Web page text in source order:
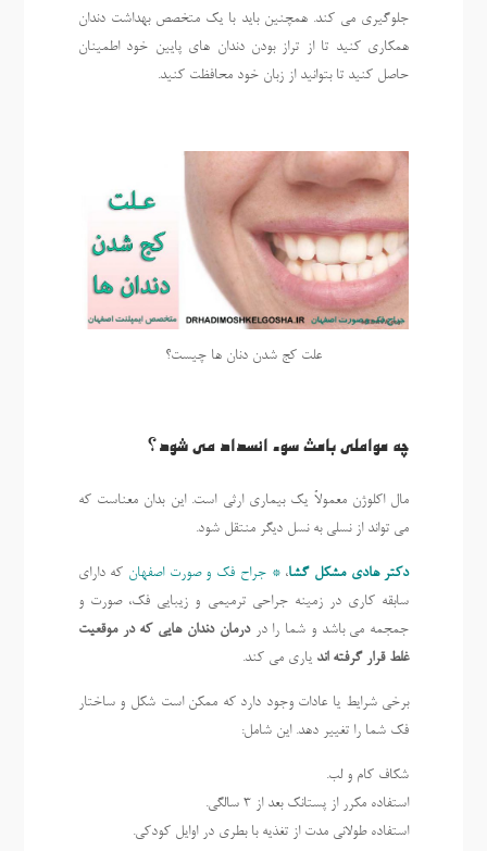
جلوگیری می کند. همچنین باید با یک متخصص بهداشت دندان
همکاری کنید تا از تراز بودن دندان های پایین خود اطمینان
حاصل کنید تا بتوانید از زبان خود محافظت کنید.
علت کج شدن دنان ها چیست؟
چه عواملی باعث سوء انسداد می شود؟
مال اکلوژن معمولاً یک بیماری ارثی است. این بدان معناست که
می تواند از نسلی به نسل دیگر منتقل شود.
دکتر هادی مشکل گشا،* جراح فک و صورت اصفهان که دارای
سابقه کاری در زمینه جراحی ترمیمی و زیبایی فک، صورت و
جمجمه می باشد و شما را دردرمان دندان هایی که در موقعیت
غلط قرار گرفته اند یاری می کند.
برخی شرایط یا عادات وجود دارد که ممکن است شکل و ساختار
فک شما را تغییر دهد. این شامل:
شکاف کام و لب.
استفاده مکرر از پستانک بعد از 3 سالگی.
استفاده طولانی مدت از تغذیه با بطری در اوایل کودکی.